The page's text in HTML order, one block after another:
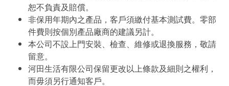
恕不負責及賠償。
非保用年期內之產品，客戶須繳付基本測試費。零部
件費則按個別產品廠商的建議另計。
本公司不設上門安裝、檢查、維修或退換服務，敬請
留意。
河田生活有限公司保留更改以上條款及細則之權利，
而毋須另行通知客戶。